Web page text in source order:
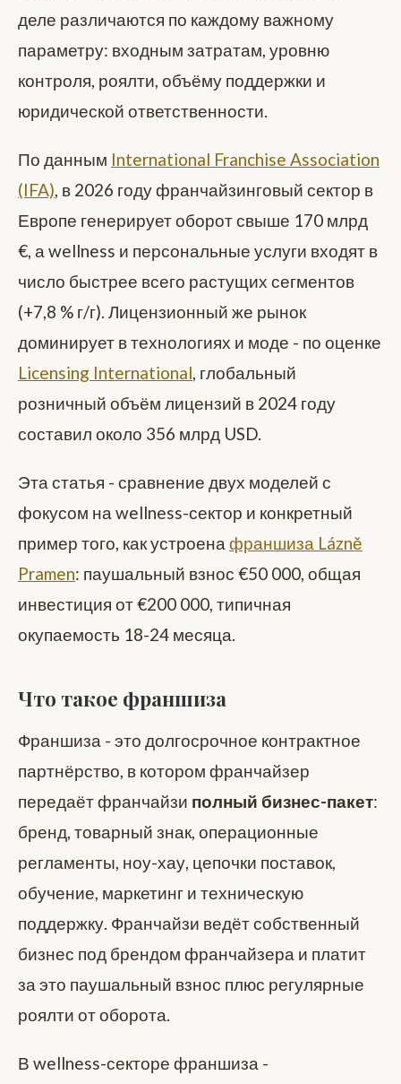
деле различаются по каждому важному
параметру: входным затратам, уровню
контроля, роялти, объёму поддержки и
юридической ответственности.
По данным International Franchise Association
(IFA), в 2026 году франчайзинговый сектор в
Европе генерирует оборот свыше 170 млрд
€, а wellness и персональные услуги входят в
число быстрее всего растущих сегментов
(+7,8 % г/г). Лицензионный же рынок
доминирует в технологиях и моде - по оценке
Licensing International, глобальный
розничный объём лицензий в 2024 году
составил около 356 млрд USD.
Эта статья - сравнение двух моделей с
фокусом на wellness-сектор и конкретный
пример того, как устроена франшиза Lázně
Pramen: паушальный взнос €50 000, общая
инвестиция от €200 000, типичная
окупаемость 18-24 месяца.
Что такое франшиза
Франшиза - это долгосрочное контрактное
партнёрство, в котором франчайзер
передаёт франчайзи полный бизнес-пакет:
бренд, товарный знак, операционные
регламенты, ноу-хау, цепочки поставок,
обучение, маркетинг и техническую
поддержку. Франчайзи ведёт собственный
бизнес под брендом франчайзера и платит
за это паушальный взнос плюс регулярные
роялти от оборота.
В wellness-секторе франшиза -